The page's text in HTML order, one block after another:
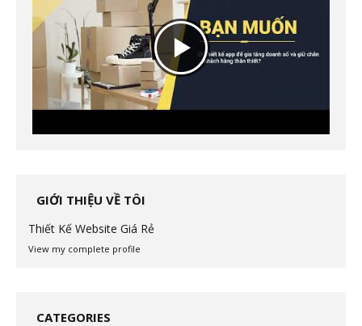
GIỚI THIỆU VỀ TÔI
Thiết Kế Website Giá Rẻ
View my complete profile
CATEGORIES